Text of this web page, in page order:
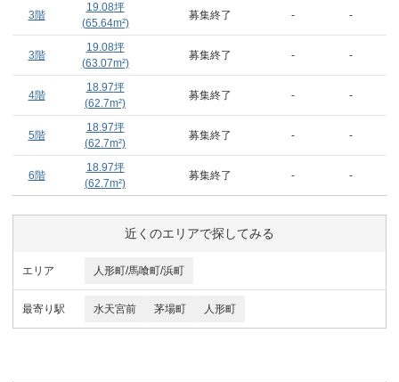
3階
19.08坪
(65.64m²)
募集終了 - -
3階
19.08坪
(63.07m²)
募集終了 - -
4階
18.97坪
(62.7m²)
募集終了 - -
5階
18.97坪
(62.7m²)
募集終了 - -
6階
18.97坪
(62.7m²)
募集終了 - -
近くのエリアで探してみる
エリア 人形町/馬喰町/浜町
最寄り駅 水天宮前 茅場町 人形町